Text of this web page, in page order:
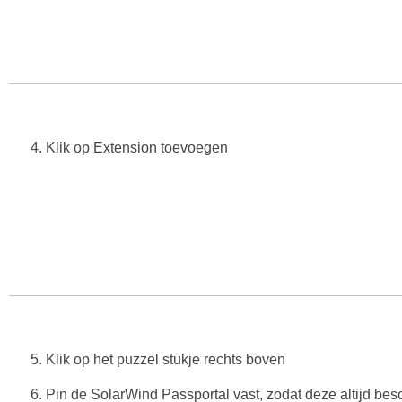
4. Klik op Extension toevoegen
5. Klik op het puzzel stukje rechts boven
6. Pin de SolarWind Passportal vast, zodat deze altijd